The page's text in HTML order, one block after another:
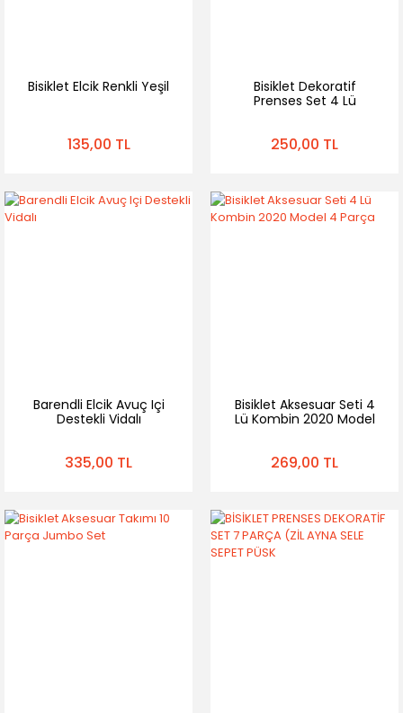
Bisiklet Elcik Renkli Yeşil
135,00 TL
Bisiklet Dekoratif
Prenses Set 4 Lü
250,00 TL
Barendli Elcik Avuç Içi
Destekli Vidalı
335,00 TL
Bisiklet Aksesuar Seti 4
Lü Kombin 2020 Model
269,00 TL